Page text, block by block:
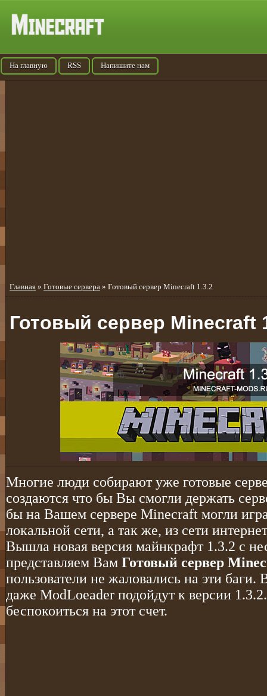
На главную RSS Напишите нам
Главная » Готовые сервера » Готовый сервер Minecraft 1.3.2
Готовый сервер Minecraft
Многие люди собирают уже готовые
создаются что бы Вы смогли держать
бы на Вашем сервере Minecraft могли
локальной сети, а так же, из сети
Вышла новая версия майнкрафт 1.3.2 с
представляем Вам Готовый сервер
пользователи не жаловались на эти
даже ModLoeader подойдут к версии
беспокоиться на этот счет.